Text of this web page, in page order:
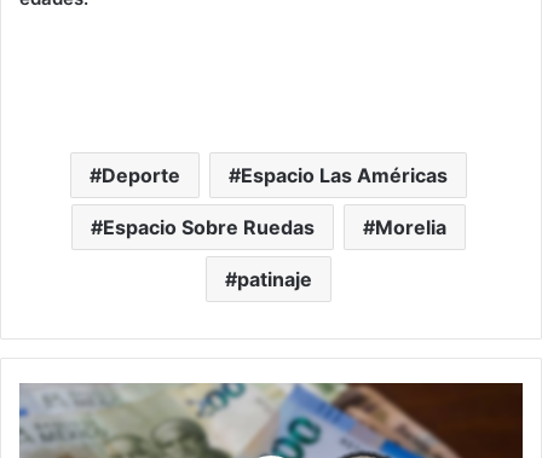
Deporte Espacio Las Américas
Espacio Sobre Ruedas Morelia
patinaje
Presume
Bedolla
Aumento